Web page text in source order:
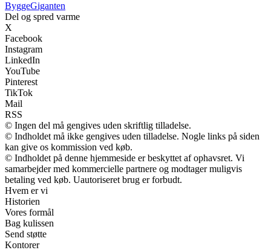
ByggeGiganten
Del og spred varme
X
Facebook
Instagram
LinkedIn
YouTube
Pinterest
TikTok
Mail
RSS
© Ingen del må gengives uden skriftlig tilladelse.
© Indholdet må ikke gengives uden tilladelse. Nogle links på siden
kan give os kommission ved køb.
© Indholdet på denne hjemmeside er beskyttet af ophavsret. Vi
samarbejder med kommercielle partnere og modtager muligvis
betaling ved køb. Uautoriseret brug er forbudt.
Hvem er vi
Historien
Vores formål
Bag kulissen
Send støtte
Kontorer